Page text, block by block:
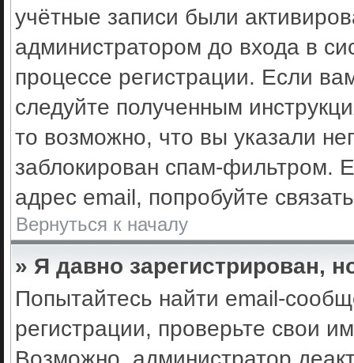
учётные записи были
администратором до входа в
процессе регистрации. Если
следуйте полученным
то возможно, что вы указали
заблокирован спам-фильтром.
адрес email, попробуйте
Вернуться к началу
» Я давно зарегистрирован,
Попытайтесь найти email-
регистрации, проверьте свои